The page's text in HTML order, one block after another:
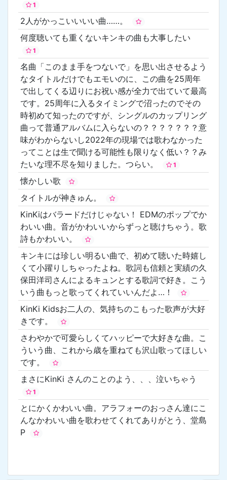
1
2人がかっこいいいい曲……。
何度聴いても重くないキンキの曲も大事したい
1
名曲「このまま手をつないで」を思い出させるよう
なタイトルだけでもエモいのに、この曲を25周年
で出してくる辺りにお祝い感が全力で出ていて最高
です。25周年に入るタイミングで沼ったのでその
時初めて知ったのですが、シングルのカップリング
曲って普通アルバムに入らないの？？？？？？？意
味がわからないし2022年の現場では歌わなかった
ってことは生で聞ける可能性も限りなく低い？？み
たいな理不尽を知りました。つらい。
1
懐かしい歌
タイトルが神きゅん。
KinKiはバラードだけじゃない！ EDMのポップでか
わいい曲。音がかわいいからずっと聴けちゃう。歌
詩もかわいい。
キンキには珍しい明るい曲で、初めて聴いた時嬉し
くて小躍りしちゃったよね。歌詞も信頼と実績の久
保田洋司さんによるキュンとする歌詞で好き。こう
いう曲もっと歌ってくれていいんだよ…！
KinKi Kidsお二人の、気持ちのこもった歌声が大好
きです。
さわやかで可愛らしくてハッピーで大好きな曲。こ
ういう曲、これから歳を重ねても沢山歌ってほしい
です。
まさにKinKi さんのことのよう、、、泣いちゃう
1
とにかくかわいい曲。アラフォーのおっさん達にこ
んなかわいい曲を歌わせてくれてありがとう、堂島
P